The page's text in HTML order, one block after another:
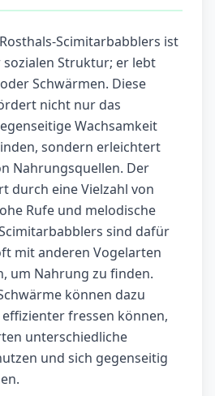
Scimitarbabblers ist
Struktur; er lebt
Schwärmen. Diese
nicht nur das
Wachsamkeit
sondern erleichtert
Nahrungsquellen. Der
durch eine Vielzahl von
Rufe und melodische
sind dafür
mit anderen Vogelarten
um Nahrung zu finden.
können dazu
fressen können,
unterschiedliche
und sich gegenseitig